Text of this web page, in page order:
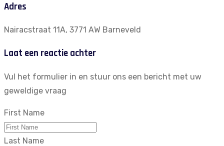
Adres
Nairacstraat 11A, 3771 AW Barneveld
Laat een reactie achter
Vul het formulier in en stuur ons een bericht met uw
geweldige vraag
First Name
Last Name